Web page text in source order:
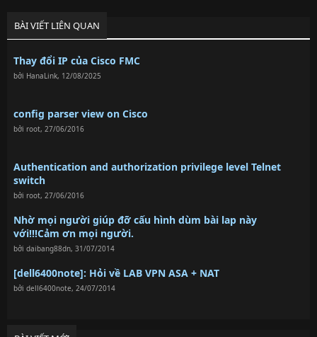
BÀI VIẾT LIÊN QUAN
Thay đổi IP của Cisco FMC
bởi HanaLink, 12/08/2025
config parser view on Cisco
bởi root, 27/06/2016
Authentication and authorization privilege level Telnet
switch
bởi root, 27/06/2016
Nhờ mọi người giúp đỡ cấu hình dùm bài lap này
với!!!Cảm ơn mọi người.
bởi daibang88dn, 31/07/2014
[dell6400note]: Hỏi về LAB VPN ASA + NAT
bởi dell6400note, 24/07/2014